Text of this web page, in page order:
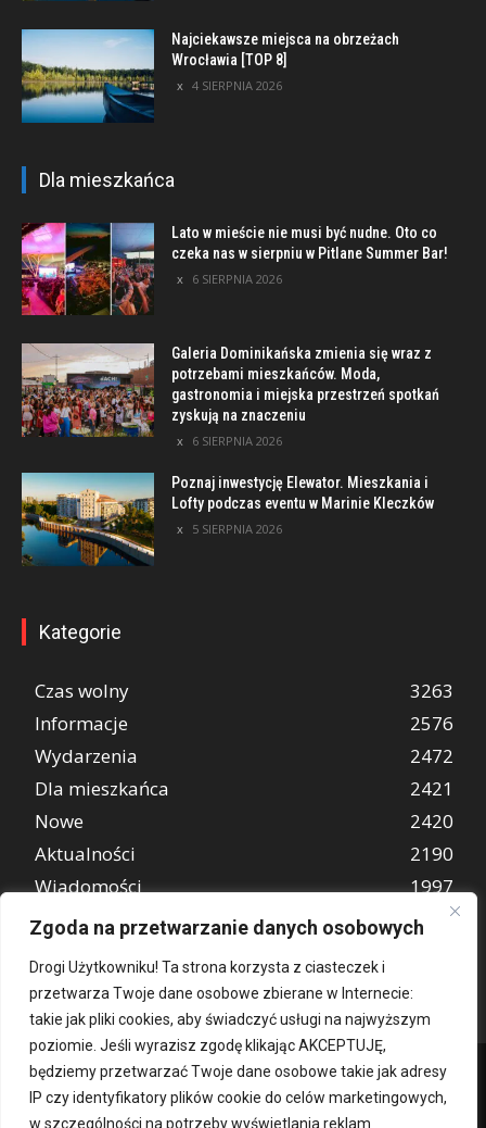
Zgoda na przetwarzanie danych osobowych
Drogi Użytkowniku! Ta strona korzysta z ciasteczek i
przetwarza Twoje dane osobowe zbierane w Internecie:
takie jak pliki cookies, aby świadczyć usługi na najwyższym
poziomie. Jeśli wyrazisz zgodę klikając AKCEPTUJĘ,
będziemy przetwarzać Twoje dane osobowe takie jak adresy
IP czy identyfikatory plików cookie do celów marketingowych,
w szczególności na potrzeby wyświetlania reklam
Najciekawsze miejsca na obrzeżach
Wrocławia [TOP 8]
4 SIERPNIA 2026
Dla mieszkańca
Lato w mieście nie musi być nudne. Oto co
czeka nas w sierpniu w Pitlane Summer Bar!
6 SIERPNIA 2026
Galeria Dominikańska zmienia się wraz z
potrzebami mieszkańców. Moda,
gastronomia i miejska przestrzeń spotkań
zyskują na znaczeniu
6 SIERPNIA 2026
Poznaj inwestycję Elewator. Mieszkania i
Lofty podczas eventu w Marinie Kleczków
5 SIERPNIA 2026
Kategorie
Czas wolny
3263
Informacje
2576
Wydarzenia
2472
Dla mieszkańca
2421
Nowe
2420
Aktualności
2190
Wiadomości
1997
REKLAMA
849